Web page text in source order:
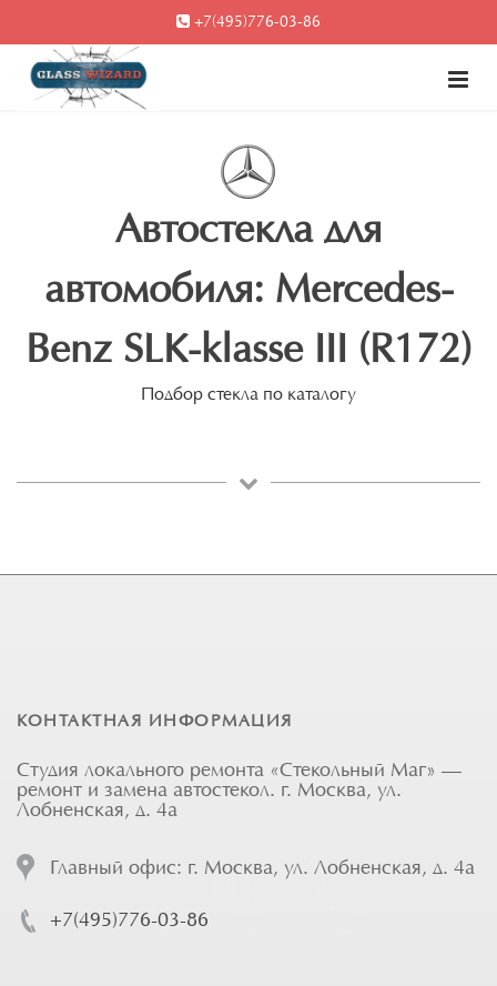
+7(495)776-03-86
Автостекла для
автомобиля: Mercedes-
Benz SLK-klasse III (R172)
Подбор стекла по каталогу
КОНТАКТНАЯ ИНФОРМАЦИЯ
Студия локального ремонта «Стекольный Маг» —
ремонт и замена автостекол. г. Москва, ул.
Лобненская, д. 4а
Главный офис: г. Москва, ул. Лобненская, д. 4а
+7(495)776-03-86